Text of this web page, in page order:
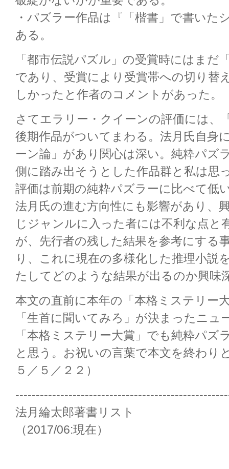
・パズラー作品は『「楷書」で書いた
ある。
「都市伝説パズル」の受賞時にはまだ
であり、受賞により受賞帯への切り替
しかったと作者のコメントがあった。
さてエラリー・クイーンの評価には、
後期作品がついてまわる。法月氏自身
ーン論」があり関心は深い。純粋パズ
側に踏み出そうとした作品群と私は思
評価は前期の純粋パズラーに比べて低
法月氏の進む方向性にも影響があり、
じジャンルに入った者には不利な点と
が、先行者の残した結果を参考にする
り、これに現在の多様化した推理小説
たしてどのような結果が出るのか興味
本文の直前に本年の「本格ミステリー
「生首に聞いてみろ」が決まったニュ
「本格ミステリー大賞」でも純粋パズ
と思う。お祝いの言葉で本文を終わり
５／５／２２）
法月綸太郎著書リスト
（2017/06:現在）